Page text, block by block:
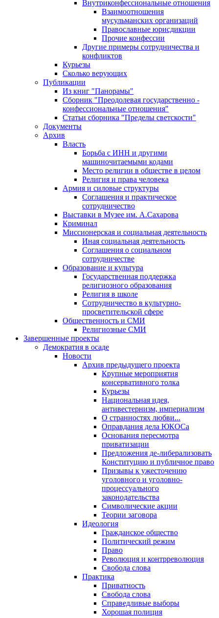
Внутриконфессиональные отношения
Взаимоотношения
мусульманских организаций
Православные юрисдикции
Прочие конфессии
Другие примеры сотрудничества и
конфликтов
Курьезы
Сколько верующих
Публикации
Из книг "Панорамы"
Сборник "Преодолевая государственно -
конфессиональные отношения"
Статьи сборника "Пределы светскости"
Документы
Архив
Власть
Борьба с ИНН и другими
машиночитаемыми кодами
Место религии в обществе в целом
Религия и права человека
Армия и силовые структуры
Соглашения и практическое
сотрудничество
Выставки в Музее им. А.Сахарова
Криминал
Миссионерская и социальная деятельность
Иная социальная деятельность
Соглашения о социальном
сотрудничестве
Образование и культура
Государственная поддержка
религиозного образования
Религия в школе
Сотрудничество в культурно-
просветительской сфере
Общественность и СМИ
Религиозные СМИ
Завершенные проекты
Демократия в осаде
Новости
Архив предыдущего проекта
Крупные мероприятия
консервативного толка
Курьезы
Национальная идея,
антивестернизм, империализм
О странностях любви...
Оправдания дела ЮКОСа
Основания пересмотра
приватизации
Предложения де-либерализовать
Конституцию и публичное право
Призывы к ужесточению
уголовного и уголовно-
процессуального
законодательства
Символические акции
Теории заговора
Идеология
Гражданское общество
Политический режим
Право
Революция и контрреволюция
Свобода слова
Практика
Приватность
Свобода слова
Справедливые выборы
Хорошая полиция